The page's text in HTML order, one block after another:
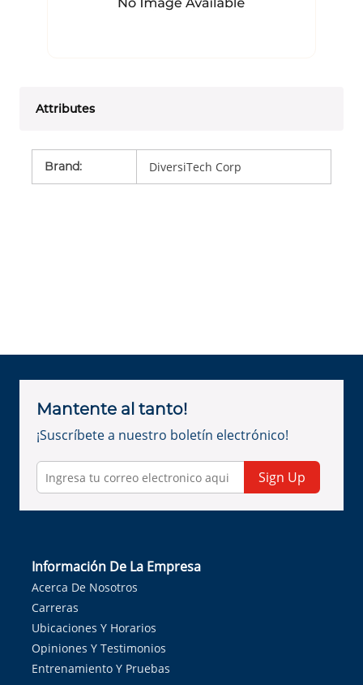
Attributes
Brand: DiversiTech Corp
Mantente al tanto!
¡Suscríbete a nuestro boletín electrónico!
Sign Up
Información De La Empresa
Acerca De Nosotros
Carreras
Ubicaciones Y Horarios
Opiniones Y Testimonios
Entrenamiento Y Pruebas